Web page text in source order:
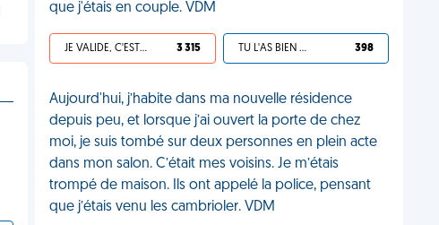
que j'étais en couple. VDM
JE VALIDE, C'EST UNE VDM 3 315 TU L'AS BIEN MÉRITÉ 398
Aujourd'hui, j’habite dans ma nouvelle résidence
depuis peu, et lorsque j’ai ouvert la porte de chez
moi, je suis tombé sur deux personnes en plein acte
dans mon salon. C’était mes voisins. Je m’étais
trompé de maison. Ils ont appelé la police, pensant
que j’étais venu les cambrioler. VDM